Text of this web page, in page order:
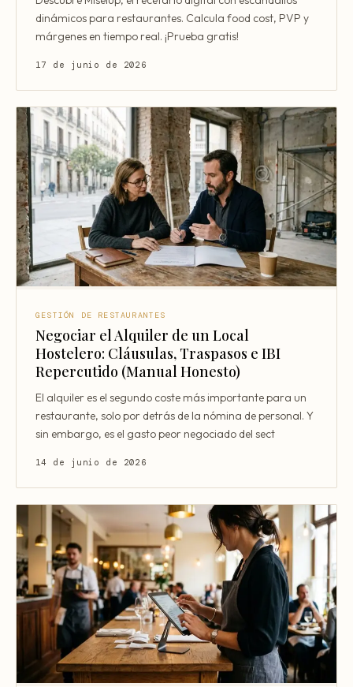
dinámicos para restaurantes. Calcula food cost, PVP y
márgenes en tiempo real. ¡Prueba gratis!
17 de junio de 2026
GESTIÓN DE RESTAURANTES
Negociar el Alquiler de un Local
Hostelero: Cláusulas, Traspasos e IBI
Repercutido (Manual Honesto)
El alquiler es el segundo coste más importante para un
restaurante, solo por detrás de la nómina de personal. Y
sin embargo, es el gasto peor negociado del sect
14 de junio de 2026